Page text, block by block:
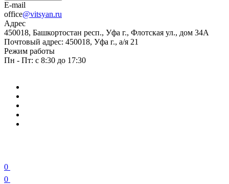
E-mail
office@vitsyan.ru
Адрес
450018, Башкортостан респ., Уфа г., Флотская ул., дом 34А
Почтовый адрес: 450018, Уфа г., а/я 21
Режим работы
Пн - Пт: с 8:30 до 17:30
0
0